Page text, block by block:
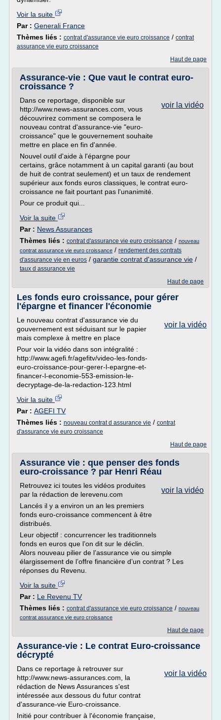
Voir la suite
Par : Generali France
Thèmes liés : contrat d'assurance vie euro croissance / contrat
assurance vie euro croissance
Haut de page
Assurance-vie : Que vaut le contrat euro-
croissance ?
voir la vidéo
Dans ce reportage, disponible sur
http://www.news-assurances.com, vous
découvrirez comment se composera le
nouveau contrat d'assurance-vie "euro-
croissance" que le gouvernement souhaite
mettre en place en fin d'année.
Nouvel outil d'aide à l'épargne pour
certains, grâce notamment à un capital garanti (au bout
de huit de contrat seulement) et un taux de rendement
supérieur aux fonds euros classiques, le contrat euro-
croissance ne fait pourtant pas l'unanimité.
Pour ce produit qui...
Voir la suite
Par : News Assurances
Thèmes liés : contrat d'assurance vie euro croissance / nouveau
contrat assurance vie euro croissance / rendement des contrats
d'assurance vie en euros / garantie contrat d'assurance vie /
taux d assurance vie
Haut de page
Les fonds euro croissance, pour gérer
l'épargne et financer l'économie
voir la vidéo
Le nouveau contrat d'assurance vie du
gouvernement est séduisant sur le papier
mais complexe à mettre en place
Pour voir la vidéo dans son intégralité :
http://www.agefi.fr/agefitv/video-les-fonds-
euro-croissance-pour-gerer-l-epargne-et-
financer-l-economie-553-emission-le-
decryptage-de-la-redaction-123.html
Voir la suite
Par : AGEFI TV
Thèmes liés : nouveau contrat d assurance vie / contrat
d'assurance vie euro croissance
Haut de page
Assurance vie : que penser des fonds
euro-croissance ? par Henri Réau
voir la vidéo
Retrouvez ici toutes les vidéos produites
par la rédaction de lerevenu.com
Lancés il y a environ un an les premiers
fonds euro-croissance commencent à être
distribués.
Leur objectif : concurrencer les traditionnels
fonds en euros que l’on dit sur le déclin.
Alors nouveau pilier de l’assurance vie ou simple
élargissement de l’offre financière d’un contrat ? Les
réponses du Revenu.
Voir la suite
Par : Le Revenu TV
Thèmes liés : contrat d'assurance vie euro croissance / nouveau
contrat assurance vie euro croissance
Haut de page
Assurance-vie : Le contrat Euro-croissance
décrypté
voir la vidéo
Dans ce reportage à retrouver sur
http://www.news-assurances.com, la
rédaction de News Assurances s'est
intéressée aux dessous du futur contrat
d'assurance-vie Euro-croissance.
Initié pour contribuer à l'économie française,